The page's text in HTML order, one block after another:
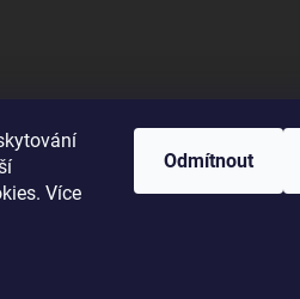
Více
Odmítnout
a vrácení zboží